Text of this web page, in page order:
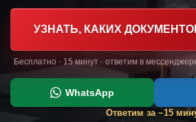
УЗНАТЬ, КАКИХ
Бесплатно · 15 минут · ответим в
WhatsApp
Ответим за ~15